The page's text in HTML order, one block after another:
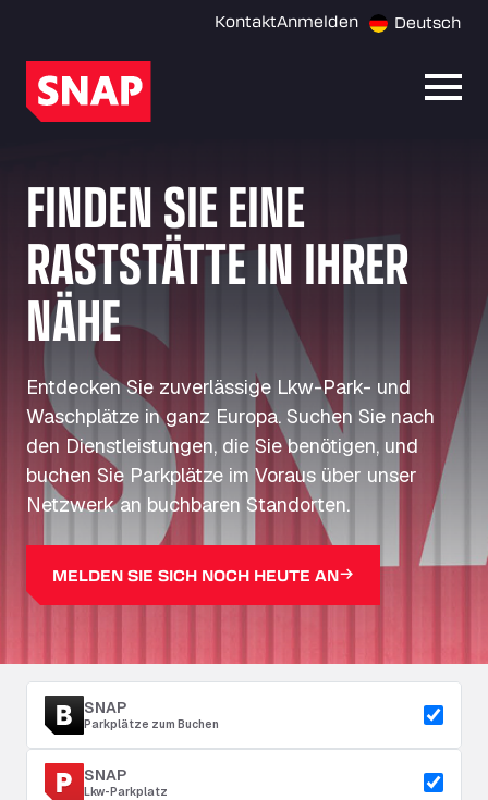
KontaktAnmelden Deutsch
FINDEN SIE EINE
RASTSTÄTTE IN IHRER
NÄHE
Entdecken Sie zuverlässige Lkw-Park- und
Waschplätze in ganz Europa. Suchen Sie nach
den Dienstleistungen, die Sie benötigen, und
buchen Sie Parkplätze im Voraus über unser
Netzwerk an buchbaren Standorten.
MELDEN SIE SICH NOCH HEUTE AN
SNAP
Parkplätze zum Buchen
SNAP
Lkw-Parkplatz